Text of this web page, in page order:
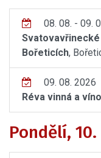
08. 08. - 09.
Bořeticích,
09. 08. 2026
Réva vinná a víno
Pondělí,